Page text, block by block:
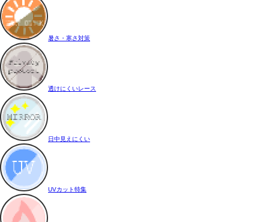
暑さ・寒さ対策
透けにくいレース
日中見えにくい
UVカット特集